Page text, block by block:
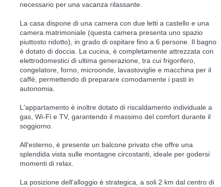
necessario per una vacanza rilassante.
La casa dispone di una camera con due letti a castello e una
camera matrimoniale (questa camera presenta uno spazio
piuttosto ridotto), in grado di ospitare fino a 6 persone. Il bagno
è dotato di doccia. La cucina, è completamente attrezzata con
elettrodomestici di ultima generazione, tra cui frigorifero,
congelatore, forno, microonde, lavastoviglie e macchina per il
caffè, permettendo di preparare comodamente i pasti in
autonomia.
L'appartamento è inoltre dotato di riscaldamento individuale a
gas, Wi-Fi e TV, garantendo il massimo del comfort durante il
soggiorno.
All'esterno, è presente un balcone privato che offre una
splendida vista sulle montagne circostanti, ideale per godersi
momenti di relax.
La posizione dell'alloggio è strategica, a soli 2 km dal centro di